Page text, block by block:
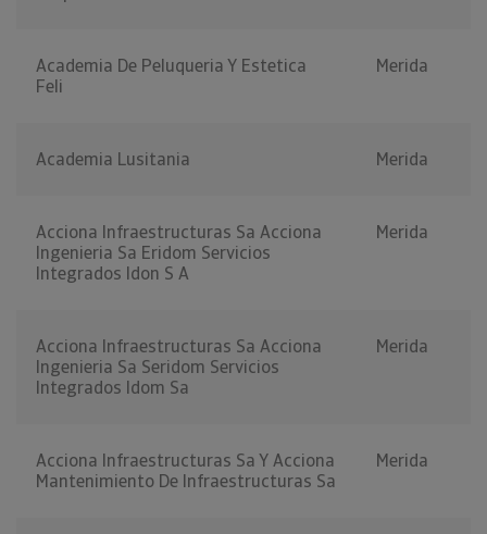
Academia De Peluqueria Y Estetica
Feli
Merida
Academia Lusitania Merida
Acciona Infraestructuras Sa Acciona
Ingenieria Sa Eridom Servicios
Integrados Idon S A
Merida
Acciona Infraestructuras Sa Acciona
Ingenieria Sa Seridom Servicios
Integrados Idom Sa
Merida
Acciona Infraestructuras Sa Y Acciona
Mantenimiento De Infraestructuras Sa
Merida